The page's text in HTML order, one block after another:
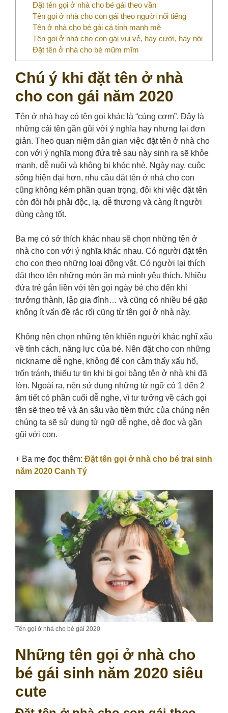
Đặt tên gọi ở nhà cho bé gái theo vần
Tên gọi ở nhà cho con gái theo người nổi tiếng
Tên ở nhà cho bé gái cá tính mạnh mẽ
Tên gọi ở nhà cho con gái vui vẻ, hay cười, hay nói
Đặt tên ở nhà cho bé mũm mĩm
Chú ý khi đặt tên ở nhà
cho con gái năm 2020
Tên ở nhà hay có tên gọi khác là “cúng cơm”. Đây là
những cái tên gần gũi với ý nghĩa hay nhưng lại đơn
giản. Theo quan niệm dân gian việc đặt tên ở nhà cho
con với ý nghĩa mong đứa trẻ sau này sinh ra sẽ khỏe
mạnh, dễ nuôi và không bị khóc nhè. Ngày nay, cuộc
sống hiện đại hơn, nhu cầu đặt tên ở nhà cho con
cũng không kém phần quan trọng, đôi khi việc đặt tên
còn đòi hỏi phải độc, lạ, dễ thương và càng ít người
dùng càng tốt.
Ba mẹ có sở thích khác nhau sẽ chọn những tên ở
nhà cho con với ý nghĩa khác nhau. Có người đặt tên
cho con theo những loại động vật. Có người lại thích
đặt theo tên những món ăn mà mình yêu thích. Nhiều
đứa trẻ gắn liền với tên gọi ngày bé cho đến khi
trưởng thành, lập gia đình… và cũng có nhiều bé gặp
không ít vấn đề rắc rối cũng từ tên gọi ở nhà này.
Không nên chọn những tên khiến người khác nghĩ xấu
về tính cách, năng lực của bé. Nên đặt cho con những
nickname dễ nghe, không để con cảm thấy xấu hổ,
trốn tránh, thiếu tự tin khi bị gọi bằng tên ở nhà khi đã
lớn. Ngoài ra, nên sử dụng những từ ngữ có 1 đến 2
âm tiết có phần cuối dễ nghe, vì tư tưởng về cách gọi
tên sẽ theo trẻ và ăn sâu vào tiềm thức của chúng nên
chúng ta sẽ sử dụng từ ngữ dễ nghe, dễ đọc và gần
gũi với con.
+ Ba mẹ đọc thêm: Đặt tên gọi ở nhà cho bé trai sinh
năm 2020 Canh Tý
Tên gọi ở nhà cho bé gái 2020
Những tên gọi ở nhà cho
bé gái sinh năm 2020 siêu
cute